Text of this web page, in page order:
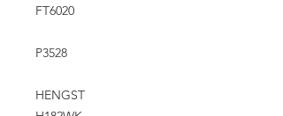
FT6020
P3528
HENGST